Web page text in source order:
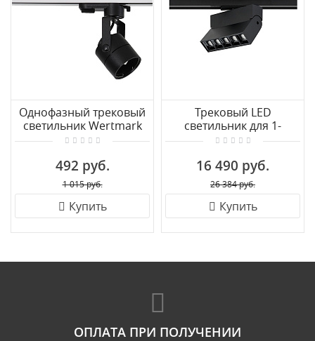
Однофазный трековый
светильник Wertmark
WTE WTE.O20.607
492 руб.
1 015 руб.
Купить
Трековый LED
светильник для 1-
фазного трека
Focus Led 7621
16 490 руб.
26 384 руб.
Купить
ОПЛАТА ПРИ ПОЛУЧЕНИИ